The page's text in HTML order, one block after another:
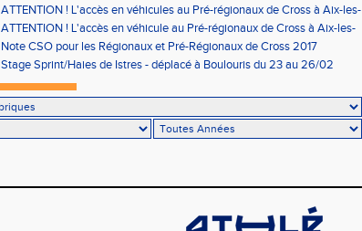
ATTENTION ! L'accès en véhicules au Pré-régionaux de Cross à Aix-les-
Bains sera réglementé
ATTENTION ! L'accès en véhicule au Pré-régionaux de Cross à Aix-les-
Bains sera réglementé
Note CSO pour les Régionaux et Pré-Régionaux de Cross 2017
Stage Sprint/Haies de Istres - déplacé à Boulouris du 23 au 26/02